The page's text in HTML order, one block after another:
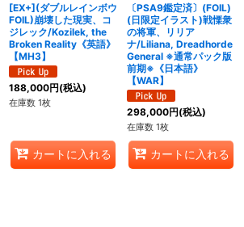
[EX+](ダブルレインボウ
FOIL)崩壊した現実、コ
ジレック/Kozilek, the
Broken Reality《英語》
【MH3】
188,000円(税込)
在庫数 1枚
カートに入れる
〔PSA9鑑定済〕(FOIL)
(日限定イラスト)戦慄衆
の将軍、リリア
ナ/Liliana, Dreadhorde
General ※通常パック版
前期※《日本語》
【WAR】
298,000円(税込)
在庫数 1枚
カートに入れる